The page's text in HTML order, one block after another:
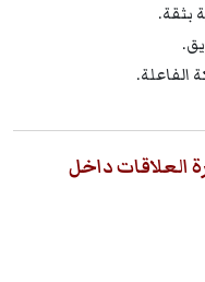
بثقة.
الفاعلة.
العلاقات داخل